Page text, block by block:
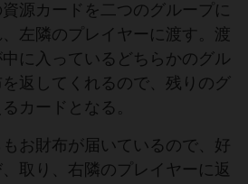
源カードを二つのグループに
左隣のプレイヤーに渡す。渡
に入っているどちらかのグル
返してくれるので、残りのグ
カードとなる。
お財布が届いているので、好
取り、右隣のプレイヤーに返